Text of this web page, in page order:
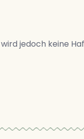
jedoch keine